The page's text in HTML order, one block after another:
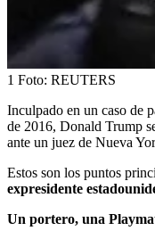
1 Foto: REUTERS
Inculpado en un caso de
de 2016, Donald Trump
ante un juez de Nueva
Estos son los puntos
expresidente
Un portero, una